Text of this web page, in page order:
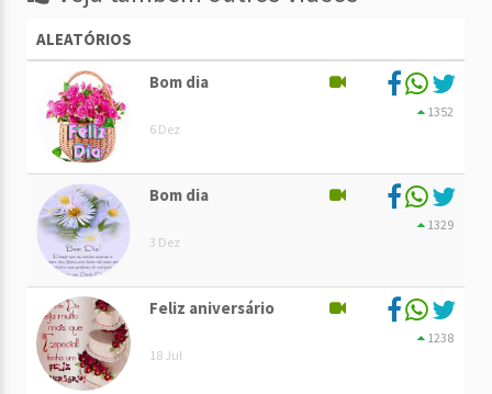
ALEATÓRIOS
Bom dia
6 Dez
1352
Bom dia
3 Dez
1329
Feliz aniversário
18 Jul
1238